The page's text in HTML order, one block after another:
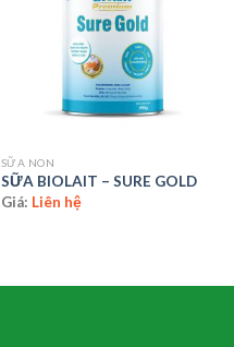
SỮA NON
SỮA BIOLAIT – SURE GOLD
Giá: Liên hệ